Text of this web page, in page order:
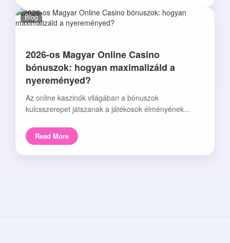
Blog
2026-os Magyar Online Casino
bónuszok: hogyan maximalizáld a
nyereményed?
Az online kaszinók világában a bónuszok
kulcsszerepet játszanak a játékosok élményének...
Read More